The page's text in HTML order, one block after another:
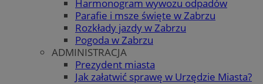
Harmonogram wywozu odpadów
Parafie i msze święte w Zabrzu
Rozkłady jazdy w Zabrzu
Pogoda w Zabrzu
ADMINISTRACJA
Prezydent miasta
Jak załatwić sprawę w Urzędzie Miasta?